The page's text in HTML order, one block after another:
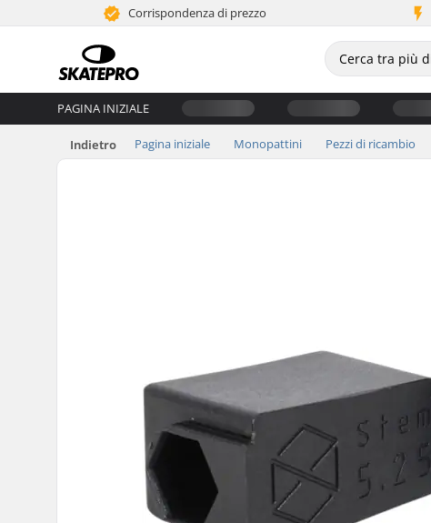
Corrispondenza di prezzo
PAGINA INIZIALE
Indietro Pagina iniziale Monopattini Pezzi di ricambio